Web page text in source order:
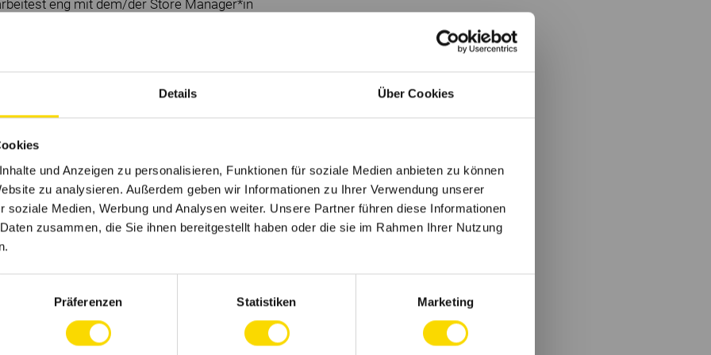
Details Über Cookies
und Anzeigen zu personalisieren, Funktionen für soziale Medien anbieten zu können
zu analysieren. Außerdem geben wir Informationen zu Ihrer Verwendung unserer
soziale Medien, Werbung und Analysen weiter. Unsere Partner führen diese Informationen
zusammen, die Sie ihnen bereitgestellt haben oder die sie im Rahmen Ihrer Nutzung
Präferenzen Statistiken Marketing
eng mit dem/der Store Manager*in
einen Plan für die jeweilige Woche zu
und ein versierter Umgang mit
für dich, diese
Konzepte umzuwandeln
hast, du passt zu C&A, kontaktiere uns
wenn nicht alle Anforderungen erfüllt
lieben Zusammengehörigkeit,
jeden, neue Ideen zu entwickeln.
liegen uns am Herzen.